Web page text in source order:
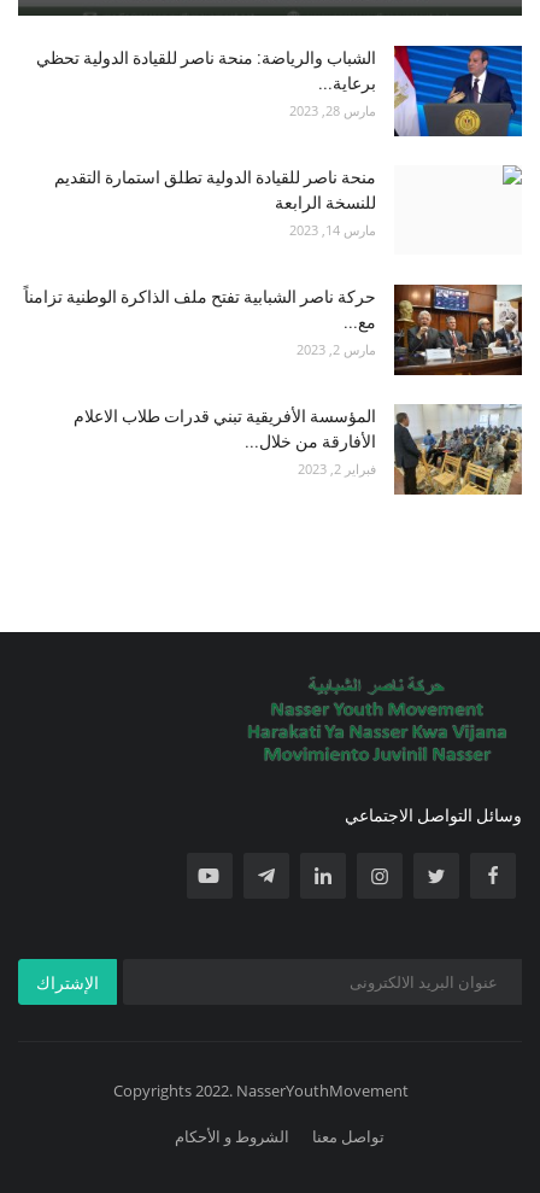
الشباب والرياضة: منحة ناصر للقيادة الدولية تحظي
برعاية...
مارس 28, 2023
منحة ناصر للقيادة الدولية تطلق استمارة التقديم
للنسخة الرابعة
مارس 14, 2023
حركة ناصر الشبابية تفتح ملف الذاكرة الوطنية تزامناً
مع...
مارس 2, 2023
المؤسسة الأفريقية تبني قدرات طلاب الاعلام
الأفارقة من خلال...
فبراير 2, 2023
وسائل التواصل الاجتماعي
الإشتراك
Copyrights 2022. NasserYouthMovement
تواصل معنا الشروط و الأحكام